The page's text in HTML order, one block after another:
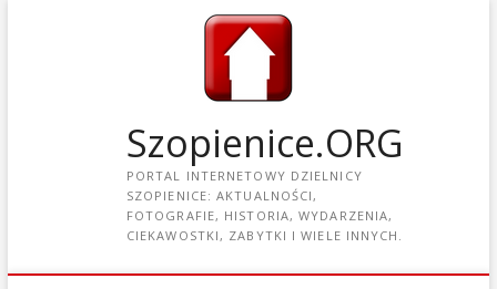
Szopienice.ORG
PORTAL INTERNETOWY DZIELNICY
SZOPIENICE: AKTUALNOŚCI,
FOTOGRAFIE, HISTORIA, WYDARZENIA,
CIEKAWOSTKI, ZABYTKI I WIELE INNYCH.